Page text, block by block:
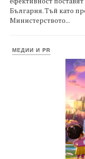
България. Тъй като
Министерството...
МЕДИИ И PR